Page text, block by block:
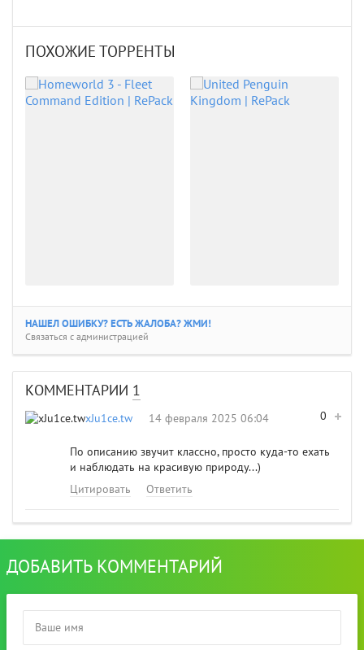
ПОХОЖИЕ ТОРРЕНТЫ
НАШЕЛ ОШИБКУ? ЕСТЬ ЖАЛОБА? ЖМИ!
Связаться с администрацией
КОММЕНТАРИИ 1
0
xJu1ce.tw 14 февраля 2025 06:04
По описанию звучит классно, просто куда-то ехать
и наблюдать на красивую природу...)
Цитировать
Ответить
ДОБАВИТЬ КОММЕНТАРИЙ